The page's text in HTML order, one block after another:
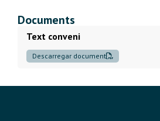
Documents
Text conveni
Descarregar document